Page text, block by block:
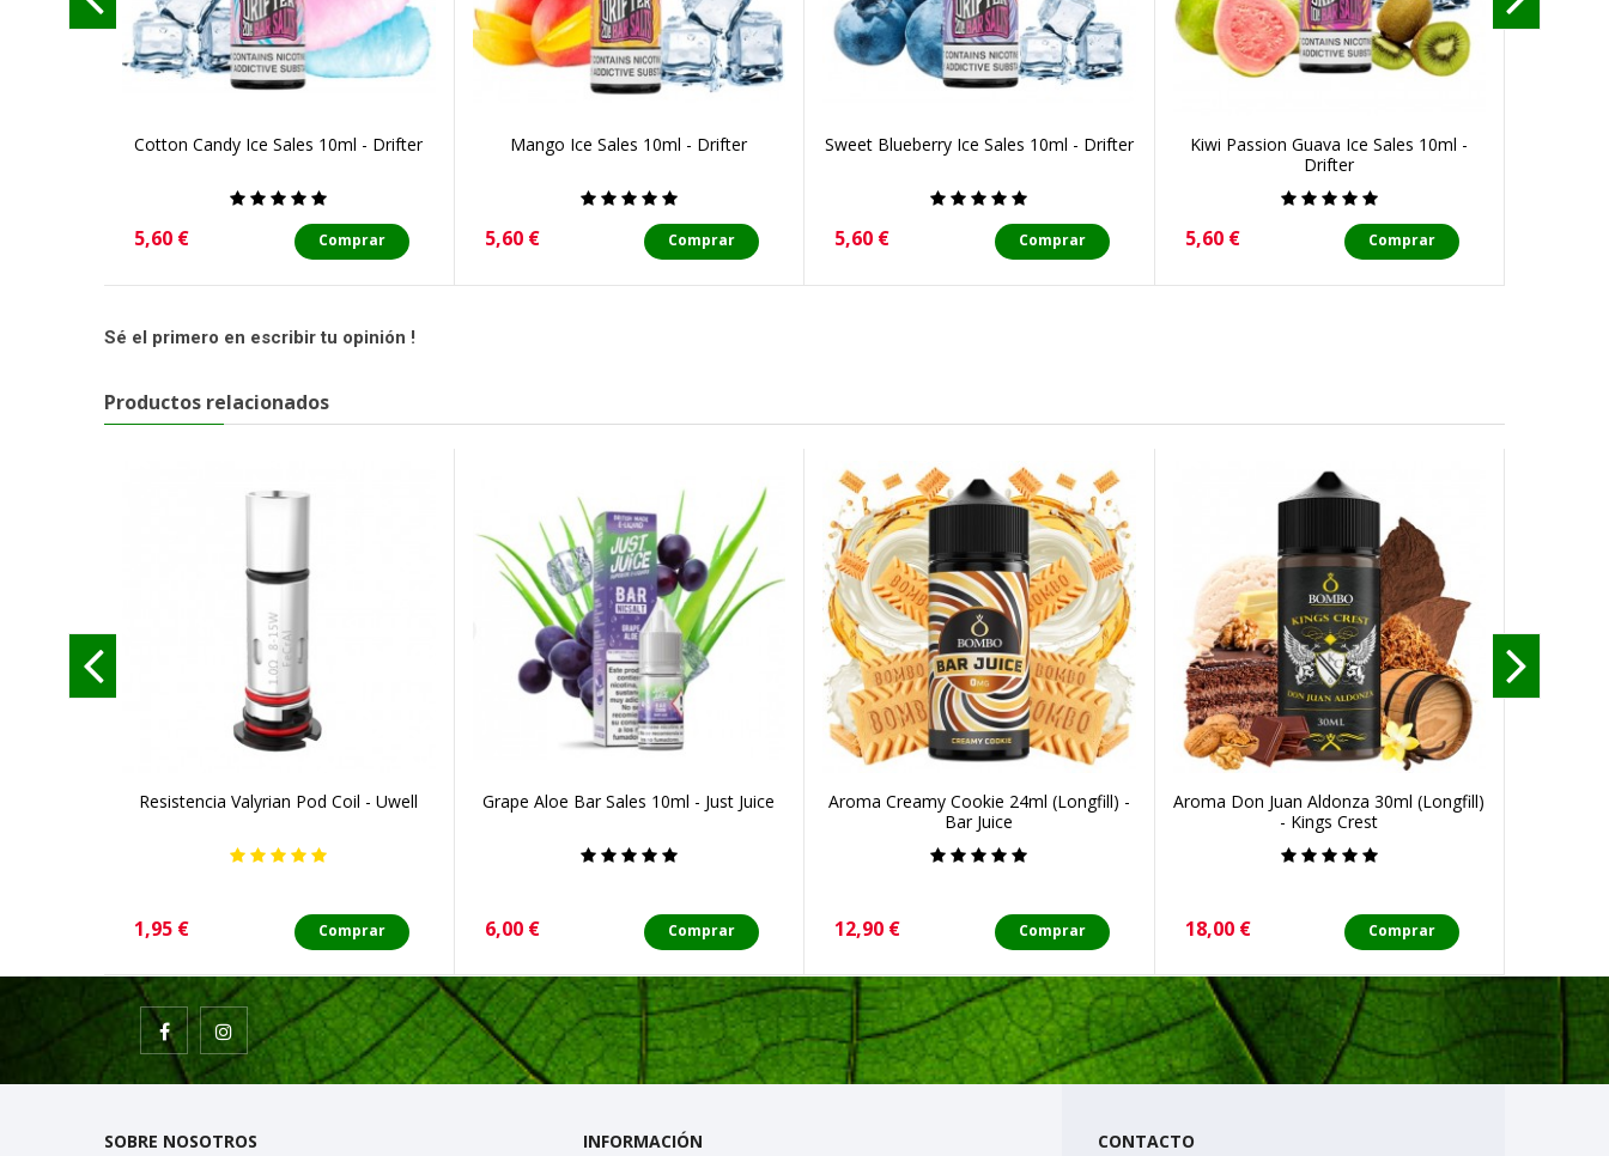
Cotton Candy Ice Sales 10ml - Drifter
Precio
5,60 € Comprar
Mango Ice Sales 10ml - Drifter
Precio
5,60 € Comprar
Sweet Blueberry Ice Sales 10ml - Drifter
Precio
5,60 € Comprar
Kiwi Passion Guava Ice Sales 10ml -
Drifter
Precio
5,60 € Comprar
Sé el primero en escribir tu opinión !
Productos relacionados
Resistencia Valyrian Pod Coil - Uwell
Precio
1,95 € Comprar
Grape Aloe Bar Sales 10ml - Just Juice
Precio
6,00 € Comprar
Aroma Creamy Cookie 24ml (Longfill) -
Bar Juice
Precio
12,90 € Comprar
Aroma Don Juan Aldonza 30ml (Longfill)
- Kings Crest
Precio
18,00 € Comprar
SOBRE NOSOTROS INFORMACIÓN CONTACTO